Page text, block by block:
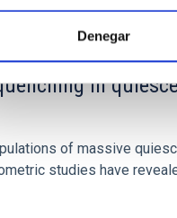
Denegar
in
of massive
studies have